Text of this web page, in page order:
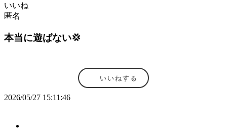
いいね
匿名
本当に遊ばない💢
いいねする
2026/05/27 15:11:46